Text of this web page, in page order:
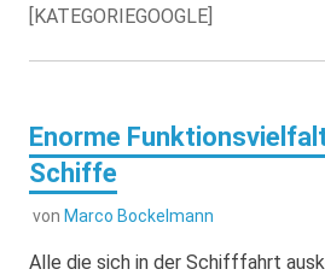
[KATEGORIEGOOGLE]
Enorme
Schiffe
von Marco Bockelmann
Alle die sich in der Schifffahrt